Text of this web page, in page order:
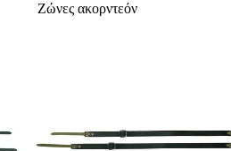
Ζώνες ακορντεόν